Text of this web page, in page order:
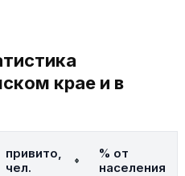
крае и в
привито,
чел.
% от
населения